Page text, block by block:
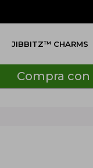
JIBBITZ™ CHARMS
Compra con